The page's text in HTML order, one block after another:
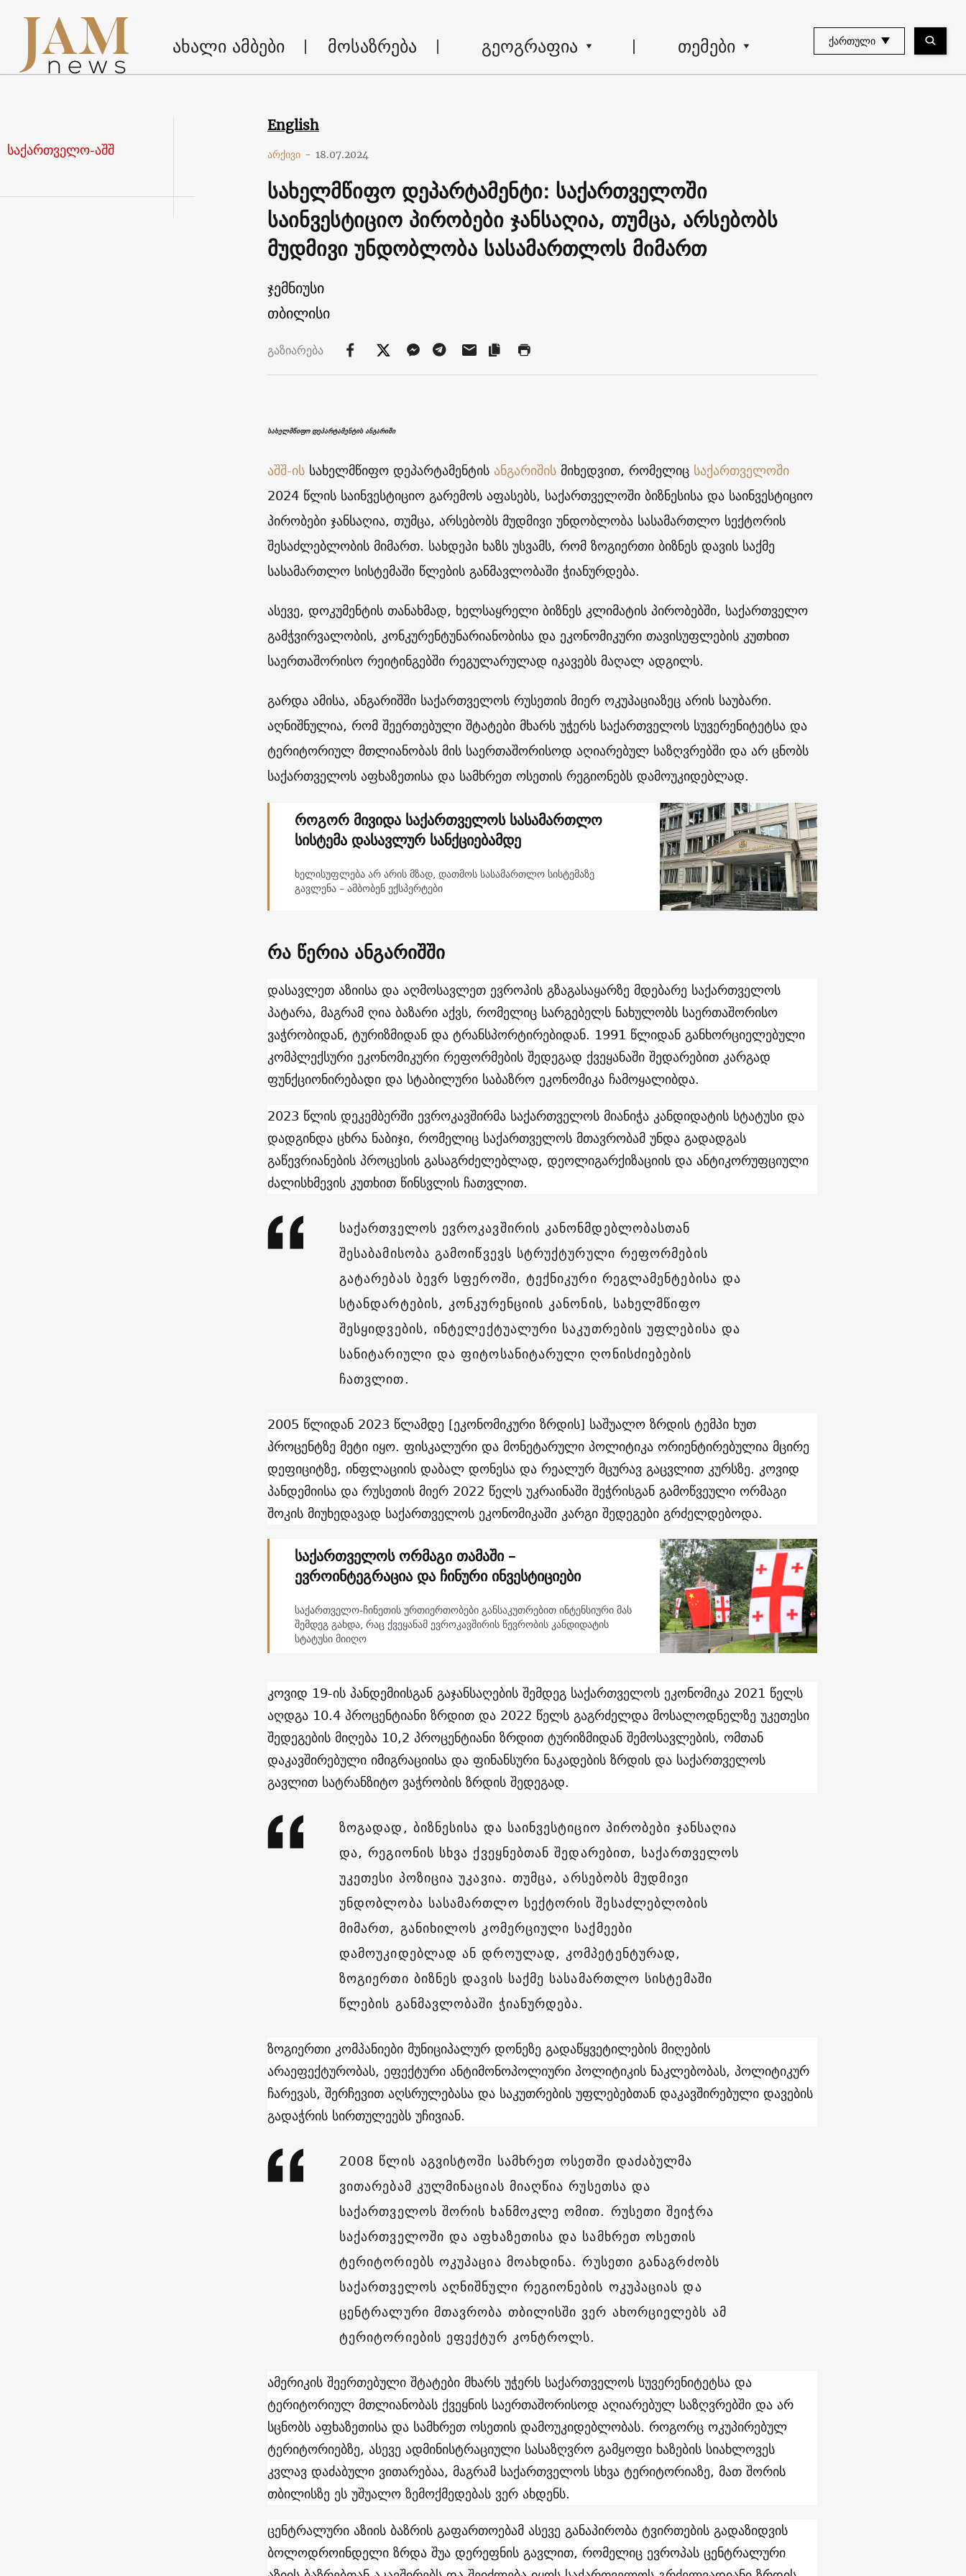
ახალი ამბები მოსაზრება გეოგრაფია თემები ᲥᲐᲠᲗᲣᲚᲘ
საქართველო-აშშ
English
არქივი - 18.07.2024
სახელმწიფო დეპარტამენტი: საქართველოში
საინვესტიციო პირობები ჯანსაღია, თუმცა, არსებობს
მუდმივი უნდობლობა სასამართლოს მიმართ
ჯემნიუსი
თბილისი
გაზიარება
სახელმწიფო დეპარტამენტის ანგარიში
აშშ-ის სახელმწიფო დეპარტამენტის ანგარიშისმიხედვით, რომელიც საქართველოში
2024 წლის საინვესტიციო გარემოს აფასებს, საქართველოში ბიზნესისა და საინვესტიციო
პირობები ჯანსაღია, თუმცა, არსებობს მუდმივი უნდობლობა სასამართლო სექტორის
შესაძლებლობის მიმართ. სახდეპი ხაზს უსვამს, რომ ზოგიერთი ბიზნეს დავის საქმე
სასამართლო სისტემაში წლების განმავლობაში ჭიანურდება.
ასევე, დოკუმენტის თანახმად, ხელსაყრელი ბიზნეს კლიმატის პირობებში, საქართველო
გამჭვირვალობის, კონკურენტუნარიანობისა და ეკონომიკური თავისუფლების კუთხით
საერთაშორისო რეიტინგებში რეგულარულად იკავებს მაღალ ადგილს.
გარდა ამისა, ანგარიშში საქართველოს რუსეთის მიერ ოკუპაციაზეც არის საუბარი.
აღნიშნულია, რომ შეერთებული შტატები მხარს უჭერს საქართველოს სუვერენიტეტსა და
ტერიტორიულ მთლიანობას მის საერთაშორისოდ აღიარებულ საზღვრებში და არ ცნობს
საქართველოს აფხაზეთისა და სამხრეთ ოსეთის რეგიონებს დამოუკიდებლად.
როგორ მივიდა საქართველოს სასამართლო
სისტემა დასავლურ სანქციებამდე
ხელისუფლება არ არის მზად, დათმოს სასამართლო სისტემაზე
გავლენა – ამბობენ ექსპერტები
რა წერია ანგარიშში
დასავლეთ აზიისა და აღმოსავლეთ ევროპის გზაგასაყარზე მდებარე საქართველოს
პატარა, მაგრამ ღია ბაზარი აქვს, რომელიც სარგებელს ნახულობს საერთაშორისო
ვაჭრობიდან, ტურიზმიდან და ტრანსპორტირებიდან. 1991 წლიდან განხორციელებული
კომპლექსური ეკონომიკური რეფორმების შედეგად ქვეყანაში შედარებით კარგად
ფუნქციონირებადი და სტაბილური საბაზრო ეკონომიკა ჩამოყალიბდა.
2023 წლის დეკემბერში ევროკავშირმა საქართველოს მიანიჭა კანდიდატის სტატუსი და
დადგინდა ცხრა ნაბიჯი, რომელიც საქართველოს მთავრობამ უნდა გადადგას
გაწევრიანების პროცესის გასაგრძელებლად, დეოლიგარქიზაციის და ანტიკორუფციული
ძალისხმევის კუთხით წინსვლის ჩათვლით.
საქართველოს ევროკავშირის კანონმდებლობასთან
შესაბამისობა გამოიწვევს სტრუქტურული რეფორმების
გატარებას ბევრ სფეროში, ტექნიკური რეგლამენტებისა და
სტანდარტების, კონკურენციის კანონის, სახელმწიფო
შესყიდვების, ინტელექტუალური საკუთრების უფლებისა და
სანიტარიული და ფიტოსანიტარული ღონისძიებების
ჩათვლით.
2005 წლიდან 2023 წლამდე [ეკონომიკური ზრდის] საშუალო ზრდის ტემპი ხუთ
პროცენტზე მეტი იყო. ფისკალური და მონეტარული პოლიტიკა ორიენტირებულია მცირე
დეფიციტზე, ინფლაციის დაბალ დონესა და რეალურ მცურავ გაცვლით კურსზე. კოვიდ
პანდემიისა და რუსეთის მიერ 2022 წელს უკრაინაში შეჭრისგან გამოწვეული ორმაგი
შოკის მიუხედავად საქართველოს ეკონომიკაში კარგი შედეგები გრძელდებოდა.
საქართველოს ორმაგი თამაში –
ევროინტეგრაცია და ჩინური ინვესტიციები
საქართველო-ჩინეთის ურთიერთობები განსაკუთრებით ინტენსიური მას
შემდეგ გახდა, რაც ქვეყანამ ევროკავშირის წევრობის კანდიდატის
სტატუსი მიიღო
კოვიდ 19-ის პანდემიისგან გაჯანსაღების შემდეგ საქართველოს ეკონომიკა 2021 წელს
აღდგა 10.4 პროცენტიანი ზრდით და 2022 წელს გაგრძელდა მოსალოდნელზე უკეთესი
შედეგების მიღება 10,2 პროცენტიანი ზრდით ტურიზმიდან შემოსავლების, ომთან
დაკავშირებული იმიგრაციისა და ფინანსური ნაკადების ზრდის და საქართველოს
გავლით სატრანზიტო ვაჭრობის ზრდის შედეგად.
ზოგადად, ბიზნესისა და საინვესტიციო პირობები ჯანსაღია
და, რეგიონის სხვა ქვეყნებთან შედარებით, საქართველოს
უკეთესი პოზიცია უკავია. თუმცა, არსებობს მუდმივი
უნდობლობა სასამართლო სექტორის შესაძლებლობის
მიმართ, განიხილოს კომერციული საქმეები
დამოუკიდებლად ან დროულად, კომპეტენტურად,
ზოგიერთი ბიზნეს დავის საქმე სასამართლო სისტემაში
წლების განმავლობაში ჭიანურდება.
ზოგიერთი კომპანიები მუნიციპალურ დონეზე გადაწყვეტილების მიღების
არაეფექტურობას, ეფექტური ანტიმონოპოლიური პოლიტიკის ნაკლებობას, პოლიტიკურ
ჩარევას, შერჩევით აღსრულებასა და საკუთრების უფლებებთან დაკავშირებული დავების
გადაჭრის სირთულეებს უჩივიან.
2008 წლის აგვისტოში სამხრეთ ოსეთში დაძაბულმა
ვითარებამ კულმინაციას მიაღწია რუსეთსა და
საქართველოს შორის ხანმოკლე ომით. რუსეთი შეიჭრა
საქართველოში და აფხაზეთისა და სამხრეთ ოსეთის
ტერიტორიებს ოკუპაცია მოახდინა. რუსეთი განაგრძობს
საქართველოს აღნიშნული რეგიონების ოკუპაციას და
ცენტრალური მთავრობა თბილისში ვერ ახორციელებს ამ
ტერიტორიების ეფექტურ კონტროლს.
ამერიკის შეერთებული შტატები მხარს უჭერს საქართველოს სუვერენიტეტსა და
ტერიტორიულ მთლიანობას ქვეყნის საერთაშორისოდ აღიარებულ საზღვრებში და არ
სცნობს აფხაზეთისა და სამხრეთ ოსეთის დამოუკიდებლობას. როგორც ოკუპირებულ
ტერიტორიებზე, ასევე ადმინისტრაციული სასაზღვრო გამყოფი ხაზების სიახლოვეს
კვლავ დაძაბული ვითარებაა, მაგრამ საქართველოს სხვა ტერიტორიაზე, მათ შორის
თბილისზე ეს უშუალო ზემოქმედებას ვერ ახდენს.
ცენტრალური აზიის ბაზრის გაფართოებამ ასევე განაპირობა ტვირთების გადაზიდვის
ბოლოდროინდელი ზრდა შუა დერეფნის გავლით, რომელიც ევროპას ცენტრალური